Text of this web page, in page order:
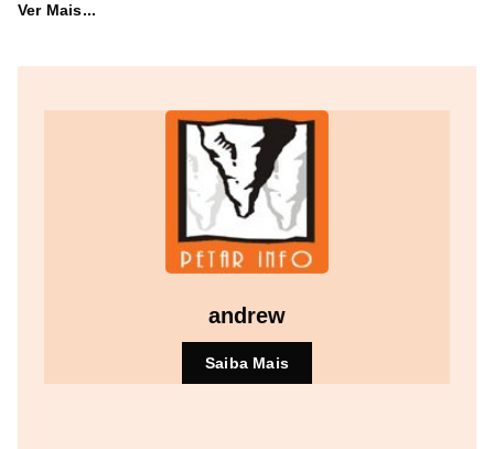
Ver Mais...
andrew
Saiba Mais